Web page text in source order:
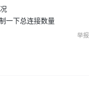
一下总连接数量
举报